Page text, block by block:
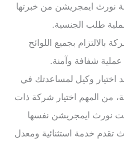
نورث ايمجريشن من خبرتها
طلب الجنسية.
بالالتزام بجميع اللوائح
عملية شفافة وآمنة.
اختيار وكيل لمساعدتك في
من المهم اختيار شركة ذات
نورث ايمجريشن نفسها
تقدم خدمة استثنائية ومعدل